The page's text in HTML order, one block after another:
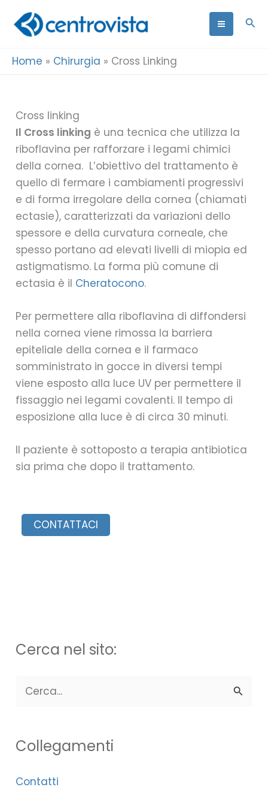
contenuto
Home » Chirurgia » Cross Linking
Cross linking
Il Cross linking è una tecnica che utilizza la
riboflavina per rafforzare i legami chimici
della cornea. L’obiettivo del trattamento è
quello di fermare i cambiamenti progressivi
e di forma irregolare della cornea (chiamati
ectasie), caratterizzati da variazioni dello
spessore e della curvatura corneale, che
spesso portano ad elevati livelli di miopia ed
astigmatismo. La forma più comune di
ectasia è il Cheratocono.
Per permettere alla riboflavina di diffondersi
nella cornea viene rimossa la barriera
epiteliale della cornea e il farmaco
somministrato in gocce in diversi tempi
viene esposto alla luce UV per permettere il
fissaggio nei legami covalenti. Il tempo di
esposizione alla luce è di circa 30 minuti.
Il paziente è sottoposto a terapia antibiotica
sia prima che dopo il trattamento.
Cerca nel sito:
c
a
Collegamenti
Contatti